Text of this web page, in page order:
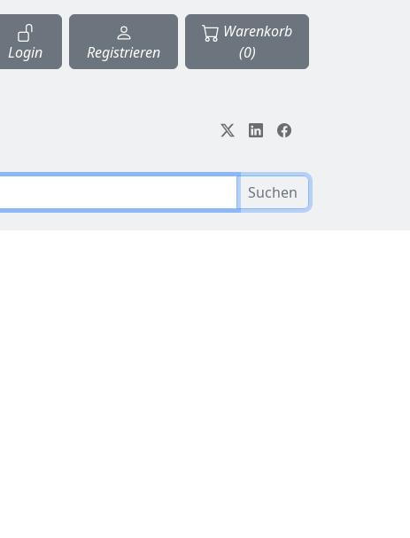
Login Registrieren
Warenkorb
(0)
Suchen